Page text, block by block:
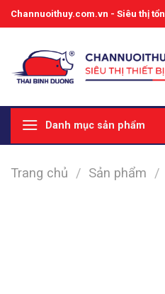
Skip
to
Channuoithuy.com.vn - Siêu thị
Danh mục sản phẩm
Trang chủ / Sản phẩm /